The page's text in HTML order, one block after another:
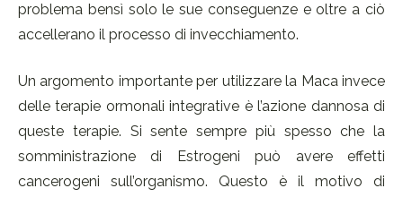
problema bensì solo le sue conseguenze e oltre a ciò
accellerano il processo di invecchiamento.
Un argomento importante per utilizzare la Maca invece
delle terapie ormonali integrative è l’azione dannosa di
queste terapie. Si sente sempre più spesso che la
somministrazione di Estrogeni può avere effetti
cancerogeni sull’organismo. Questo è il motivo di